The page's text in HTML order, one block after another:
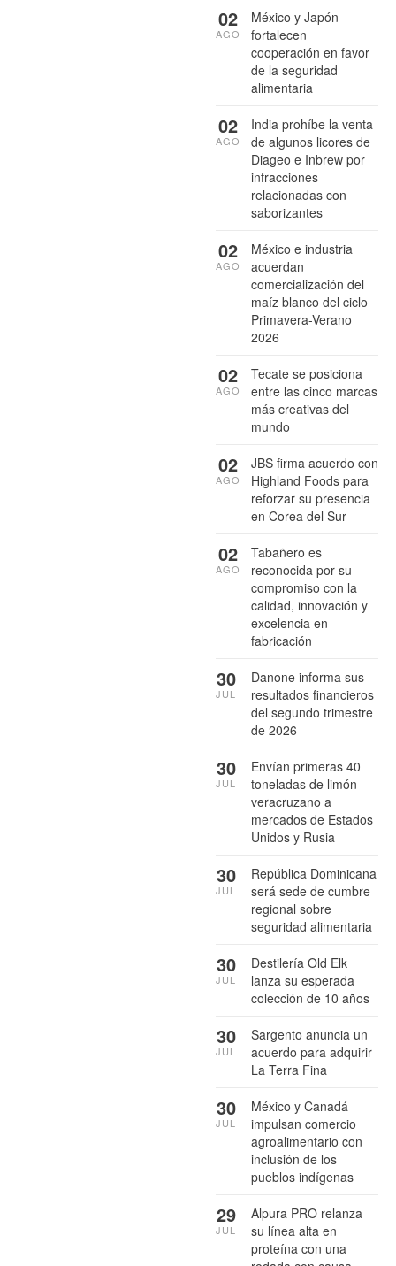
México y Japón
fortalecen
cooperación en favor
de la seguridad
alimentaria
02
AGO
India prohíbe la venta
de algunos licores de
Diageo e Inbrew por
infracciones
relacionadas con
saborizantes
02
AGO
México e industria
acuerdan
comercialización del
maíz blanco del ciclo
Primavera-Verano
2026
02
AGO
Tecate se posiciona
entre las cinco marcas
más creativas del
mundo
02
AGO
JBS firma acuerdo con
Highland Foods para
reforzar su presencia
en Corea del Sur
02
AGO
Tabañero es
reconocida por su
compromiso con la
calidad, innovación y
excelencia en
fabricación
02
AGO
Danone informa sus
resultados financieros
del segundo trimestre
de 2026
30
JUL
Envían primeras 40
toneladas de limón
veracruzano a
mercados de Estados
Unidos y Rusia
30
JUL
República Dominicana
será sede de cumbre
regional sobre
seguridad alimentaria
30
JUL
Destilería Old Elk
lanza su esperada
colección de 10 años
30
JUL
Sargento anuncia un
acuerdo para adquirir
La Terra Fina
30
JUL
México y Canadá
impulsan comercio
agroalimentario con
inclusión de los
pueblos indígenas
30
JUL
Alpura PRO relanza
su línea alta en
proteína con una
29
JUL